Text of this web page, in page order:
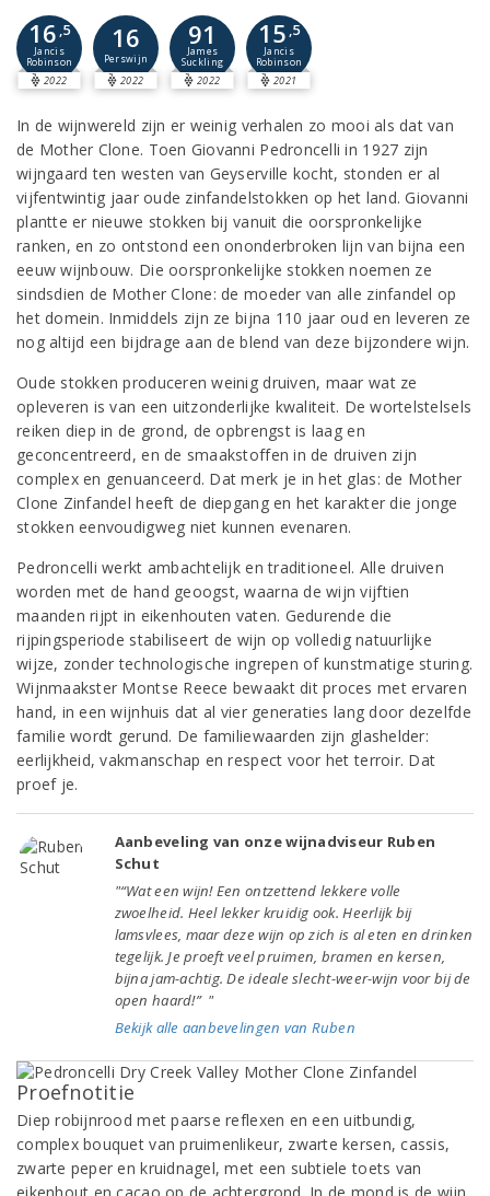
16 ,5
Jancis
Robinson
2022
16
Perswijn
2022
91
James
Suckling
2022
15 ,5
Jancis
Robinson
2021
In de wijnwereld zijn er weinig verhalen zo mooi als dat van
de Mother Clone. Toen Giovanni Pedroncelli in 1927 zijn
wijngaard ten westen van Geyserville kocht, stonden er al
vijfentwintig jaar oude zinfandelstokken op het land. Giovanni
plantte er nieuwe stokken bij vanuit die oorspronkelijke
ranken, en zo ontstond een ononderbroken lijn van bijna een
eeuw wijnbouw. Die oorspronkelijke stokken noemen ze
sindsdien de Mother Clone: de moeder van alle zinfandel op
het domein. Inmiddels zijn ze bijna 110 jaar oud en leveren ze
nog altijd een bijdrage aan de blend van deze bijzondere wijn.
Oude stokken produceren weinig druiven, maar wat ze
opleveren is van een uitzonderlijke kwaliteit. De wortelstelsels
reiken diep in de grond, de opbrengst is laag en
geconcentreerd, en de smaakstoffen in de druiven zijn
complex en genuanceerd. Dat merk je in het glas: de Mother
Clone Zinfandel heeft de diepgang en het karakter die jonge
stokken eenvoudigweg niet kunnen evenaren.
Pedroncelli werkt ambachtelijk en traditioneel. Alle druiven
worden met de hand geoogst, waarna de wijn vijftien
maanden rijpt in eikenhouten vaten. Gedurende die
rijpingsperiode stabiliseert de wijn op volledig natuurlijke
wijze, zonder technologische ingrepen of kunstmatige sturing.
Wijnmaakster Montse Reece bewaakt dit proces met ervaren
hand, in een wijnhuis dat al vier generaties lang door dezelfde
familie wordt gerund. De familiewaarden zijn glashelder:
eerlijkheid, vakmanschap en respect voor het terroir. Dat
proef je.
Aanbeveling van onze wijnadviseur Ruben
Schut
"“Wat een wijn! Een ontzettend lekkere volle
zwoelheid. Heel lekker kruidig ook. Heerlijk bij
lamsvlees, maar deze wijn op zich is al eten en drinken
tegelijk. Je proeft veel pruimen, bramen en kersen,
bijna jam-achtig. De ideale slecht-weer-wijn voor bij de
open haard!” "
Bekijk alle aanbevelingen van Ruben
Proefnotitie
Diep robijnrood met paarse reflexen en een uitbundig,
complex bouquet van pruimenlikeur, zwarte kersen, cassis,
zwarte peper en kruidnagel, met een subtiele toets van